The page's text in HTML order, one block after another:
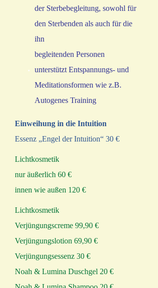
der Sterbebegleitung, sowohl für
den Sterbenden als auch für die
ihn
begleitenden Personen
unterstützt Entspannungs- und
Meditationsformen wie z.B.
Autogenes Training
Einweihung in die Intuition
Essenz „Engel der Intuition“ 30 €
Lichtkosmetik
nur äußerlich 60 €
innen wie außen 120 €
Lichtkosmetik
Verjüngungscreme 99,90 €
Verjüngungslotion 69,90 €
Verjüngungsessenz 30 €
Noah & Lumina Duschgel 20 €